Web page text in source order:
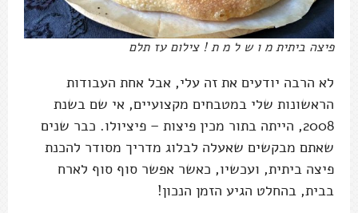
פיצה ביתית מ ו ש ל מ ת ! צילום עז תלם
לא הרבה יודעים את זה עלי, אבל אחת העבודות
הראשונות שלי במטבחים מקצועיים, אי שם בשנת
2008, הייתה בתור מכין פיצות – פיציולו. כבר שנים
שאתם מבקשים שאעלה לבלוג מדריך מסודר להכנת
פיצה ביתית, ועכשיו, כאשר אפשר סוף סוף לארח
בבית, בהחלט הגיע הזמן הנכון!